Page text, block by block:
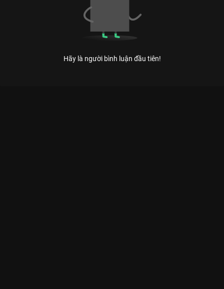
Hãy là người bình luận đầu tiên!